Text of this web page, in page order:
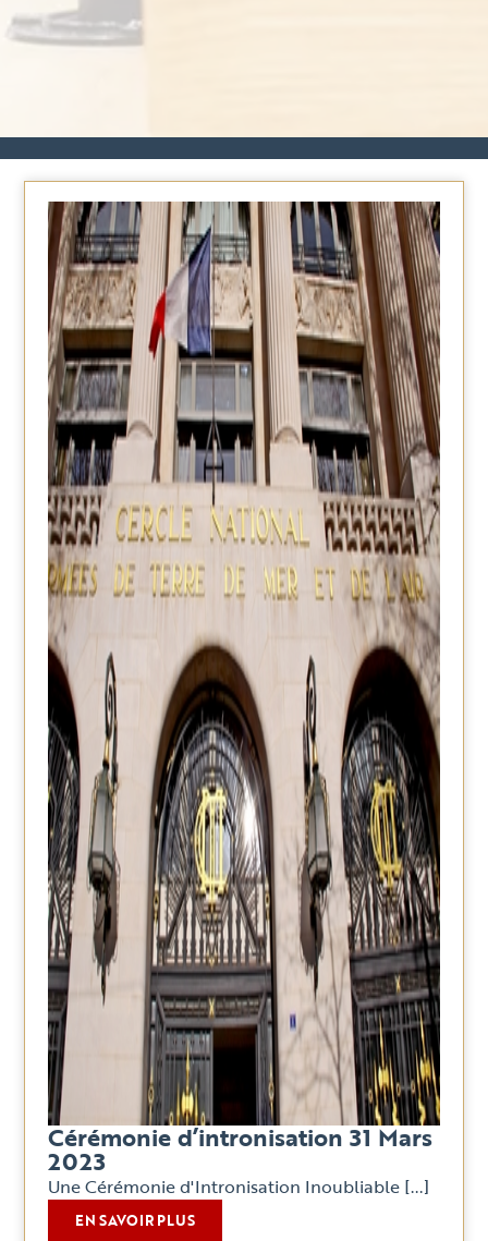
Cérémonie d’intronisation 31 Mars
2023
Une Cérémonie d'Intronisation Inoubliable [...]
EN SAVOIR PLUS